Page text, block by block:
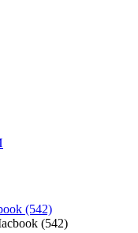
(542)
(542)